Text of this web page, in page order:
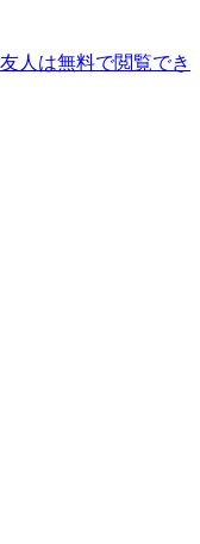
人は無料で閲覧でき